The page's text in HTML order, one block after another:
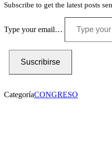
Subscribe to get the latest posts
Type your email…
Suscribirse
CategoríaCONGRESO